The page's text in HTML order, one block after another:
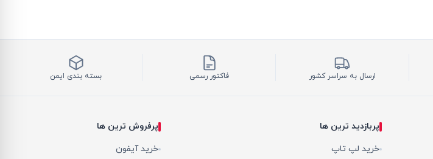
ارسال به سراسر کشور فاکتور رسمی بسته بندی ایمن
پربازدید ترین ها
خرید لپ تاپ
پرفروش ترین ها
خرید آیفون